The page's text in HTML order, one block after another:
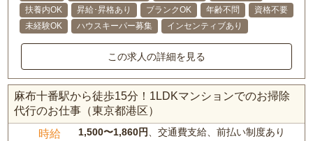
扶養内OK
昇給･昇格あり ブランクOK 年齢不問
資格不要
未経験OK
ハウスキーパー募集 インセンティブあり
この求人の詳細を見る
麻布十番駅から徒歩15分！1LDKマンションでのお掃除
代行のお仕事（東京都港区）
時給 1,500〜1,860円、交通費支給、前払い制度あり